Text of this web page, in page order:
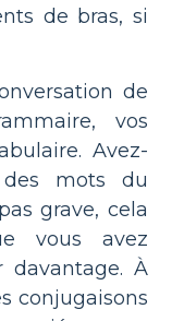
de bras, si
de
vos
Avez-
mots du
grave, cela
vous avez
davantage. À
conjugaisons